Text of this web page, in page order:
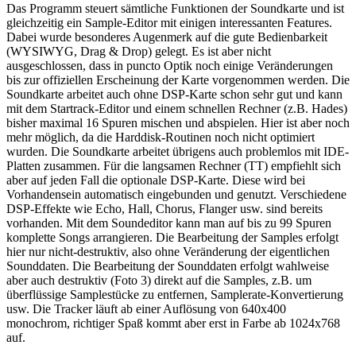
Das Programm steuert sämtliche Funktionen der Soundkarte und ist
gleichzeitig ein Sample-Editor mit einigen interessanten Features.
Dabei wurde besonderes Augenmerk auf die gute Bedienbarkeit
(WYSIWYG, Drag & Drop) gelegt. Es ist aber nicht
ausgeschlossen, dass in puncto Optik noch einige Veränderungen
bis zur offiziellen Erscheinung der Karte vorgenommen werden. Die
Soundkarte arbeitet auch ohne DSP-Karte schon sehr gut und kann
mit dem Startrack-Editor und einem schnellen Rechner (z.B. Hades)
bisher maximal 16 Spuren mischen und abspielen. Hier ist aber noch
mehr möglich, da die Harddisk-Routinen noch nicht optimiert
wurden. Die Soundkarte arbeitet übrigens auch problemlos mit IDE-
Platten zusammen. Für die langsamen Rechner (TT) empfiehlt sich
aber auf jeden Fall die optionale DSP-Karte. Diese wird bei
Vorhandensein automatisch eingebunden und genutzt. Verschiedene
DSP-Effekte wie Echo, Hall, Chorus, Flanger usw. sind bereits
vorhanden. Mit dem Soundeditor kann man auf bis zu 99 Spuren
komplette Songs arrangieren. Die Bearbeitung der Samples erfolgt
hier nur nicht-destruktiv, also ohne Veränderung der eigentlichen
Sounddaten. Die Bearbeitung der Sounddaten erfolgt wahlweise
aber auch destruktiv (Foto 3) direkt auf die Samples, z.B. um
überflüssige Samplestücke zu entfernen, Samplerate-Konvertierung
usw. Die Tracker läuft ab einer Auflösung von 640x400
monochrom, richtiger Spaß kommt aber erst in Farbe ab 1024x768
auf.